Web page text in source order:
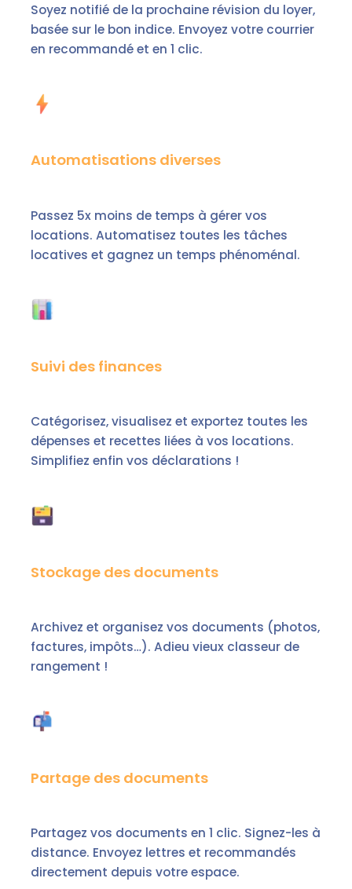
Soyez notifié de la prochaine révision du loyer,
basée sur le bon indice. Envoyez votre courrier
en recommandé et en 1 clic.
Automatisations diverses
Passez 5x moins de temps à gérer vos
locations. Automatisez toutes les tâches
locatives et gagnez un temps phénoménal.
Suivi des finances
Catégorisez, visualisez et exportez toutes les
dépenses et recettes liées à vos locations.
Simplifiez enfin vos déclarations !
Stockage des documents
Archivez et organisez vos documents (photos,
factures, impôts…). Adieu vieux classeur de
rangement !
Partage des documents
Partagez vos documents en 1 clic. Signez-les à
distance. Envoyez lettres et recommandés
directement depuis votre espace.